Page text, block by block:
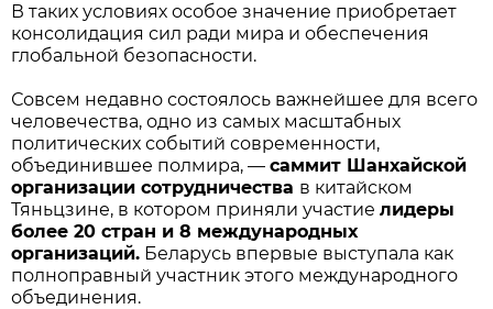
В таких условиях особое значение приобретает
консолидация сил ради мира и обеспечения
глобальной безопасности.
Совсем недавно состоялось важнейшее для всего
человечества, одно из самых масштабных
политических событий современности,
объединившее полмира, — саммит Шанхайской
организации сотрудничества в китайском
Тяньцзине, в котором приняли участие лидеры
более 20 стран и 8 международных
организаций. Беларусь впервые выступала как
полноправный участник этого международного
объединения.